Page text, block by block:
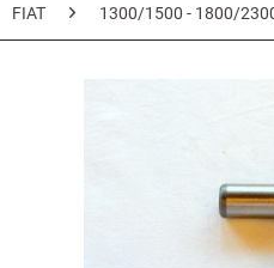
FIAT 1300/1500 - 1800/